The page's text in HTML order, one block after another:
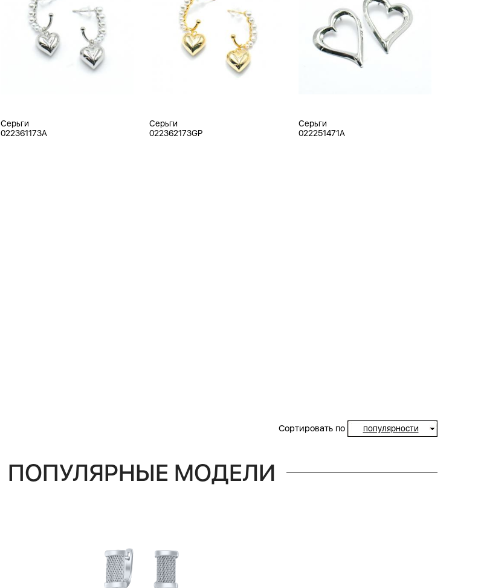
Серьги
022361173A
Серьги
022362173GP
Серьги
022251471A
Сортировать по популярности
ПОПУЛЯРНЫЕ МОДЕЛИ